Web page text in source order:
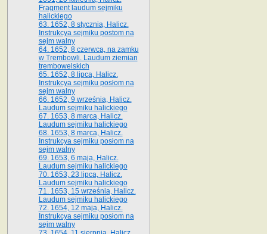
Fragment laudum sejmiku
halickiego
63. 1652, 8 stycznia, Halicz.
Instrukcya sejmiku postom na
sejm walny
64. 1652, 8 czerwca, na zamku
w Trembowli. Laudum ziemian
trembowelskich
65. 1652, 8 lipca, Halicz.
Instrukcya sejmiku posłom na
sejm walny
66. 1652, 9 września, Halicz.
Laudum sejmiku halickiego
67. 1653, 8 marca, Halicz.
Laudum sejmiku halickiego
68. 1653, 8 marca, Halicz.
Instrukcya sejmiku posłom na
sejm walny
69. 1653, 6 maja, Halicz.
Laudum sejmiku halickiego
70. 1653, 23 lipca, Halicz.
Laudum sejmiku halickiego
71. 1653, 15 września, Halicz.
Laudum sejmiku halickiego
72. 1654, 12 maja, Halicz.
Instrukcya sejmiku posłom na
sejm walny